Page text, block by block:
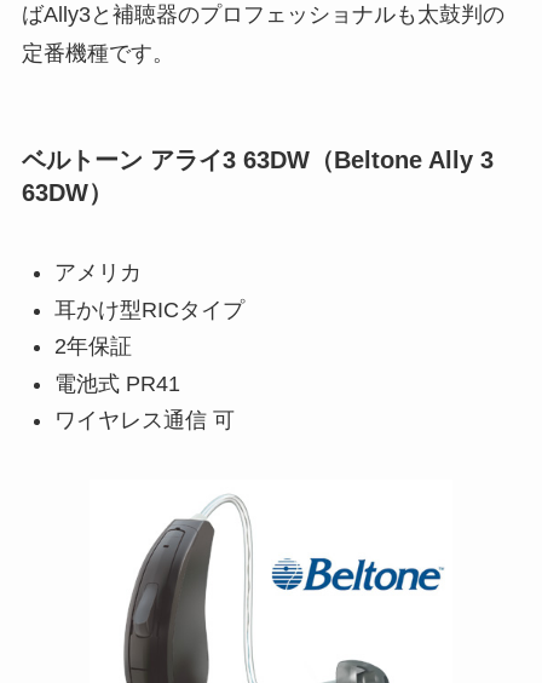
ばAlly3と補聴器のプロフェッショナルも太鼓判の
定番機種です。
ベルトーン アライ3 63DW（Beltone Ally 3
63DW）
アメリカ
耳かけ型RICタイプ
2年保証
電池式 PR41
ワイヤレス通信 可